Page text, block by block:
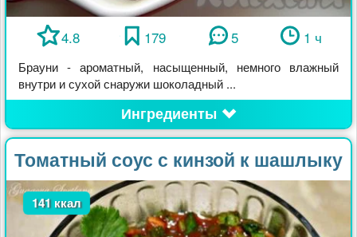
4.8 179 5 1 ч
Брауни - ароматный, насыщенный, немного влажный
внутри и сухой снаружи шоколадный ...
Ингредиенты
Томатный соус с кинзой к шашлыку
141 ккал